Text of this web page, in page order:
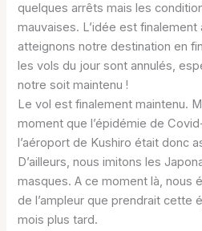
quelques arrêts mais les
mauvaises. L’idée est
atteignons notre destination en
les vols du jour sont annulés,
notre soit maintenu !
Le vol est finalement maintenu.
moment que l’épidémie de
l’aéroport de Kushiro était donc
D’ailleurs, nous imitons les
masques. A ce moment là, nous
de l’ampleur que prendrait cette
mois plus tard.